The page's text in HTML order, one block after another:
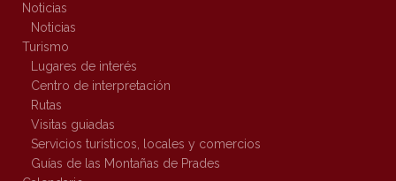
Noticias
Noticias
Turismo
Lugares de interés
Centro de interpretación
Rutas
Visitas guiadas
Servicios turísticos, locales y comercios
Guías de las Montañas de Prades